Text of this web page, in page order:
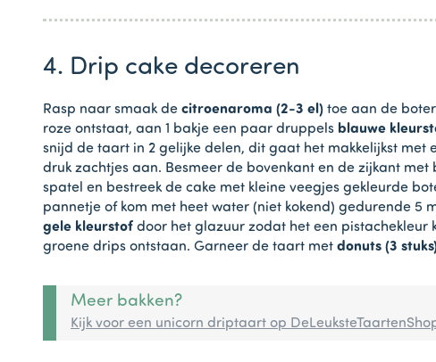
4. Drip cake decoreren
Rasp naar smaak de citroenaroma (2-3 el) toe aan de
roze ontstaat, aan 1 bakje een paar druppels blauwe
snijd de taart in 2 gelijke delen, dit gaat het makkelijkst
druk zachtjes aan. Besmeer de bovenkant en de zijkant
spatel en bestreek de cake met kleine veegjes gekleurde
pannetje of kom met heet water (niet kokend) gedurende 5
gele kleurstof door het glazuur zodat het een
groene drips ontstaan. Garneer de taart met donuts (3
Meer bakken?
Kijk voor een unicorn driptaart op